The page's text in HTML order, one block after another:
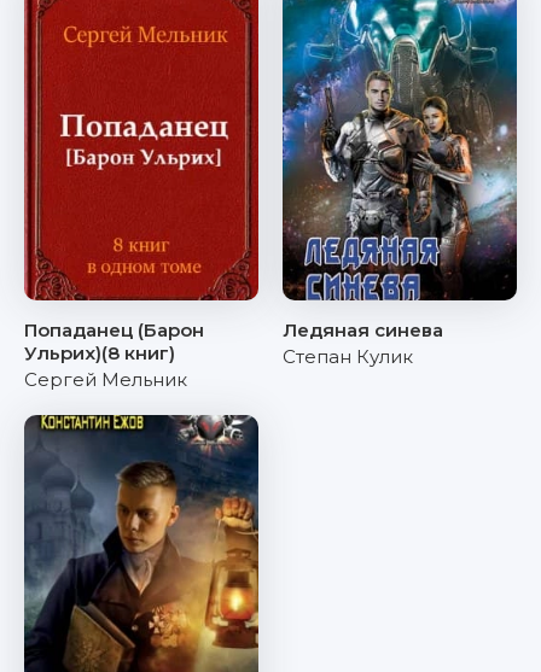
Попаданец (Барон
Ульрих)(8 книг)
Сергей Мельник
Ледяная синева
Степан Кулик